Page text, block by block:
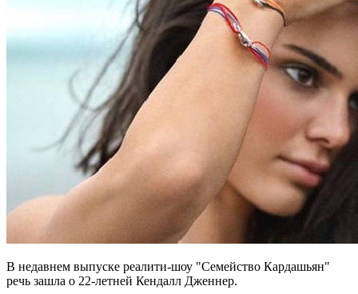
В недавнем выпуске реалити-шоу "Семейство Кардашьян"
речь зашла о 22-летней Кендалл Дженнер.